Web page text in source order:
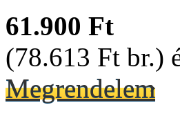
61.900 Ft
(78.613 Ft br.)
Megrendelem